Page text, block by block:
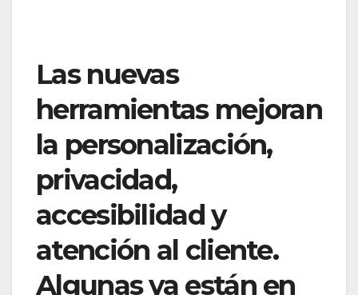
Las nuevas
herramientas mejoran
la personalización,
privacidad,
accesibilidad y
atención al cliente.
Algunas ya están en